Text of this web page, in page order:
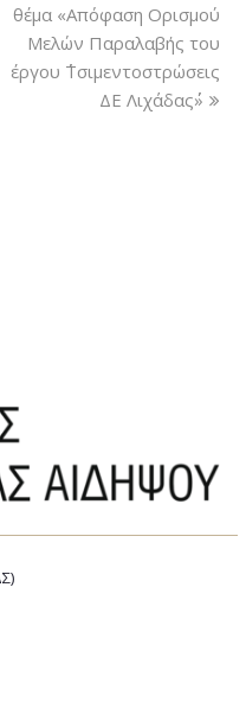
θέμα «Απόφαση Ορισμού
Μελών Παραλαβής του
έργου ΄΄Τσιμεντοστρώσεις
ΔΕ Λιχάδας΄΄»